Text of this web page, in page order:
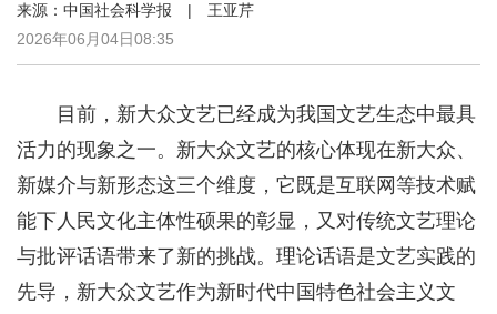
来源：中国社会科学报 | 王亚芹
2026年06月04日08:35
目前，新大众文艺已经成为我国文艺生态中最具
活力的现象之一。新大众文艺的核心体现在新大众、
新媒介与新形态这三个维度，它既是互联网等技术赋
能下人民文化主体性硕果的彰显，又对传统文艺理论
与批评话语带来了新的挑战。理论话语是文艺实践的
先导，新大众文艺作为新时代中国特色社会主义文